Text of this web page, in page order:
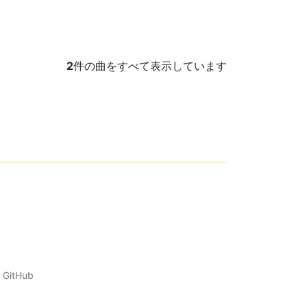
2件の曲をすべて表示しています
GitHub